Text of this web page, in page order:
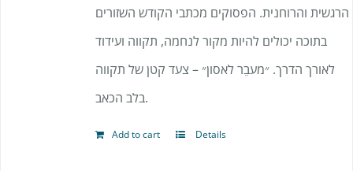
הרגשית והרוחנית. הפסוקים מכתבי הקודש השזורים
בתוכה יכולים להיות מקור לנחמה, תקווה ועידוד
לאורך הדרך. ״מעבֵר לאסון״ – צעד קטן של תקווה
בלב הכאב.
Add to cart Details